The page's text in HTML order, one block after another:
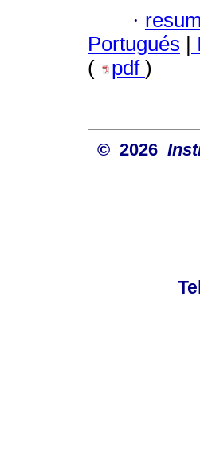
·
Portugués
(
pdf )
© 2026